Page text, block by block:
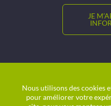
JE
Charte
Nous utilisons des cookies
pour améliorer votre